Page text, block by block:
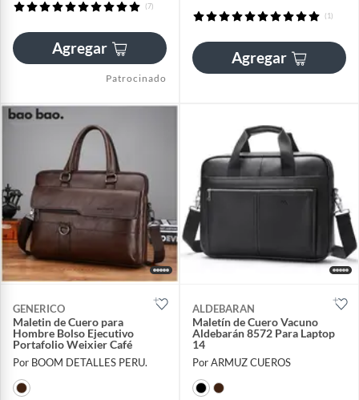
(7)
Agregar
Patrocinado
(1)
Agregar
GENERICO
Maletin de Cuero para
Hombre Bolso Ejecutivo
Portafolio Weixier Café
Por BOOM DETALLES PERU.
ALDEBARAN
Maletín de Cuero Vacuno
Aldebarán 8572 Para Laptop
14
Por ARMUZ CUEROS